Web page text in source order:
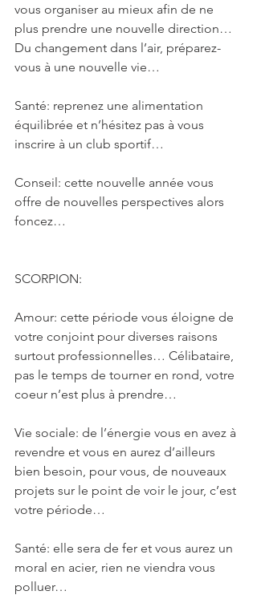
vous organiser au mieux afin de ne
plus prendre une nouvelle direction…
Du changement dans l’air, préparez-
vous à une nouvelle vie…
Santé: reprenez une alimentation
équilibrée et n’hésitez pas à vous
inscrire à un club sportif…
Conseil: cette nouvelle année vous
offre de nouvelles perspectives alors
foncez…
SCORPION:
Amour: cette période vous éloigne de
votre conjoint pour diverses raisons
surtout professionnelles… Célibataire,
pas le temps de tourner en rond, votre
coeur n’est plus à prendre…
Vie sociale: de l’énergie vous en avez à
revendre et vous en aurez d’ailleurs
bien besoin, pour vous, de nouveaux
projets sur le point de voir le jour, c’est
votre période…
Santé: elle sera de fer et vous aurez un
moral en acier, rien ne viendra vous
polluer…